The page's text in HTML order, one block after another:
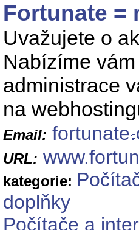
Fortunate =
Uvažujete o
Nabízíme
administrace
na
Email: fortunate
URL:
kategorie:
doplňky
Počítače a